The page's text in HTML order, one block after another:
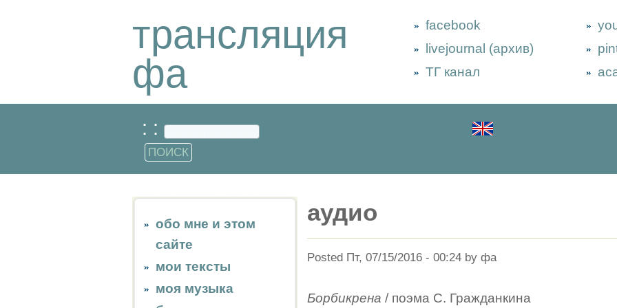
трансляция
фа
facebook
livejournal (архив)
ТГ канал
: :
обо мне и этом
сайте
мои тексты
моя музыка
аудио
Posted Пт, 07/15/2016 - 00:24 by фа
Борбикрена / поэма С. Гражданкина